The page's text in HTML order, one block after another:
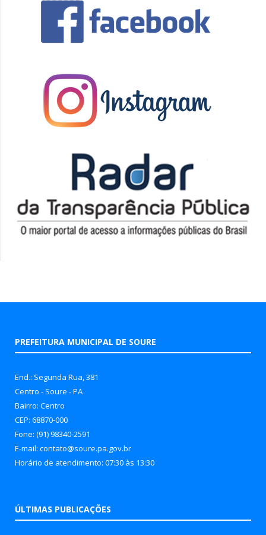
PREFEITURA MUNICIPAL DE SOURE
End.: Segunda Rua, 381
Centro - Soure - PA
Bairro: Centro
CEP: 68870-000
Fone: (91) 98340-2591
E-mail: contato@soure.pa.gov.br
Horário de atendimento: 07:30 às 13:30
ÚLTIMAS PUBLICAÇÕES